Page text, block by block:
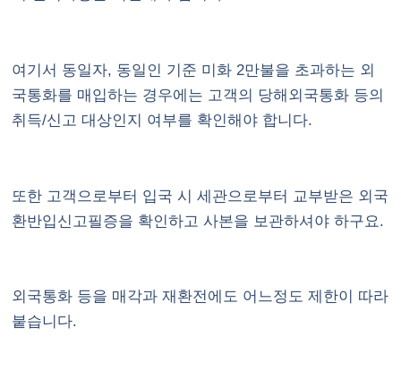
여기서 동일자, 동일인 기준 미화 2만불을 초과하는 외
국통화를 매입하는 경우에는 고객의 당해외국통화 등의
취득/신고 대상인지 여부를 확인해야 합니다.
또한 고객으로부터 입국 시 세관으로부터 교부받은 외국
환반입신고필증을 확인하고 사본을 보관하셔야 하구요.
외국통화 등을 매각과 재환전에도 어느정도 제한이 따라
붙습니다.